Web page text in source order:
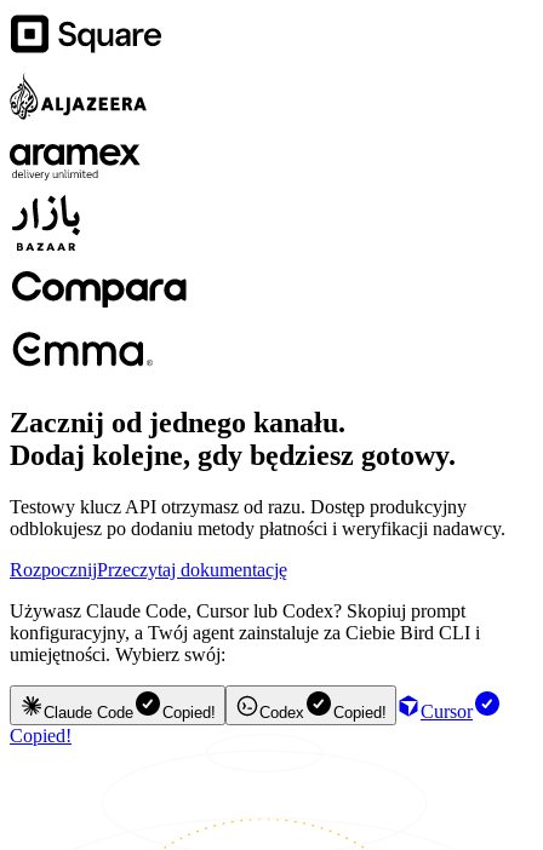
Zacznij od jednego kanału.
Dodaj kolejne, gdy będziesz gotowy.
Testowy klucz API otrzymasz od razu. Dostęp produkcyjny
odblokujesz po dodaniu metody płatności i weryfikacji nadawcy.
RozpocznijPrzeczytaj dokumentację
Używasz Claude Code, Cursor lub Codex? Skopiuj prompt
konfiguracyjny, a Twój agent zainstaluje za Ciebie Bird CLI i
umiejętności. Wybierz swój:
Claude Code Copied! Codex Copied!
Cursor
Copied!